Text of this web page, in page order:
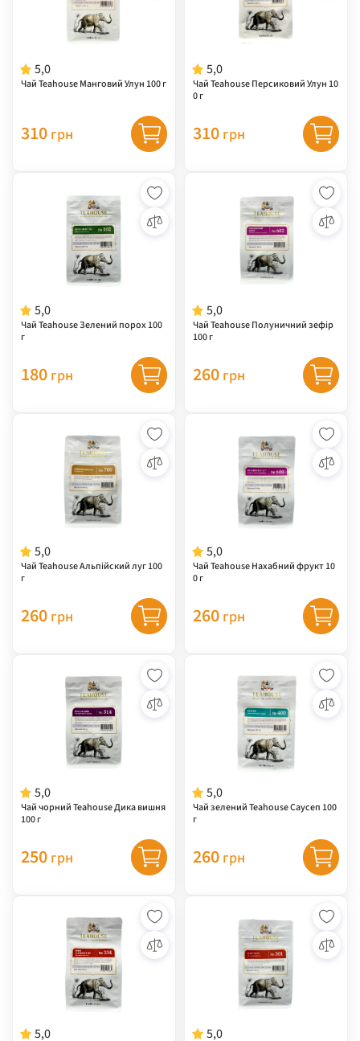
5,0
Чай Teahouse Манговий Улун 100 г
310 грн
5,0
Чай Teahouse Персиковий Улун 10
0 г
310 грн
5,0
Чай Teahouse Зелений порох 100
г
180 грн
5,0
Чай Teahouse Полуничний зефір
100 г
260 грн
5,0
Чай Teahouse Альпійский луг 100
г
260 грн
5,0
Чай Teahouse Нахабний фрукт 10
0 г
260 грн
5,0
Чай чорний Teahouse Дика вишня
100 г
250 грн
5,0
Чай зелений Teahouse Саусеп 100
г
260 грн
5,0 5,0